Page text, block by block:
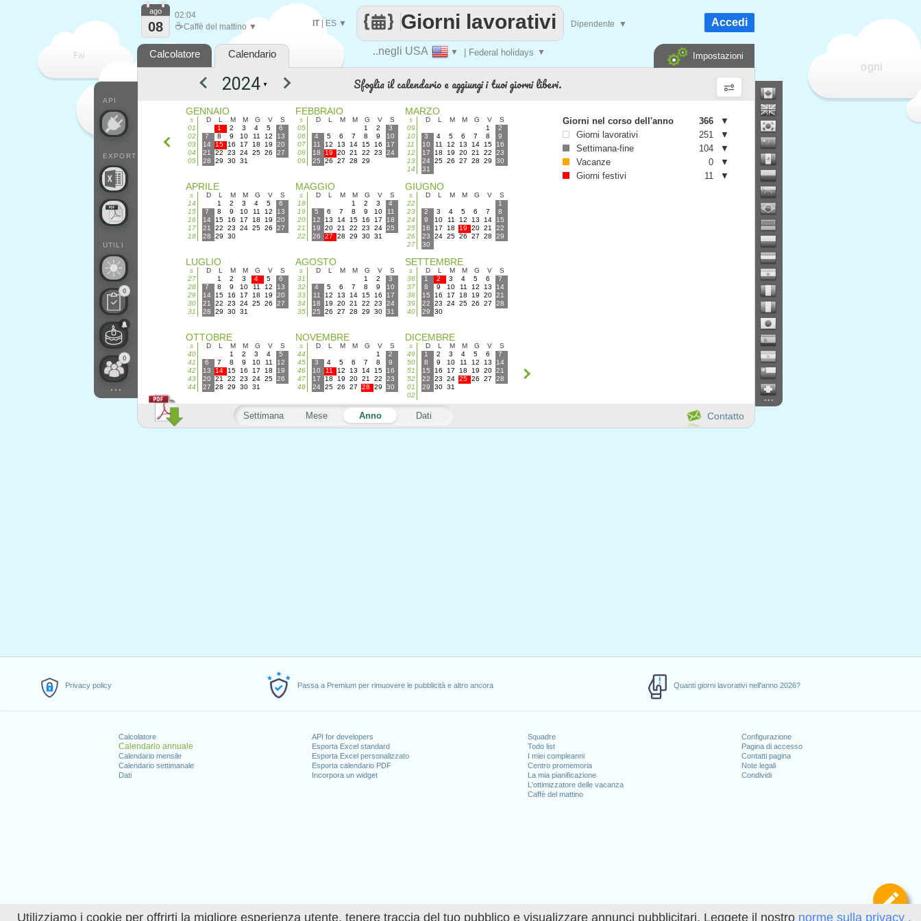
Utilizziamo i cookie per offrirti la migliore esperienza utente, tenere traccia del tuo pubblico e visualizzare annunci pubblicitari. Leggete il nostro norme sulla privacy .
Privacy policy Passa a Premium per rimuovere le pubblicità e altro ancora Quanti giorni lavorativi nell'anno 2026?
Calcolatore
Calendario annuale
Calendario mensile
Calendario settimanale
Dati
API for developers
Esporta Excel standard
Esporta Excel personalizzato
Esporta calendario PDF
Incorpora un widget
Squadre
Todo list
I miei compleanni
Centro promemoria
La mia pianificazione
L'ottimizzatore delle vacanza
Caffè del mattino
Configurazione
Pagina di accesso
Contatti pagina
Note legali
Condividi
Fai
ogni
..negli USA ▼ | Federal holidays ▼
Giorni lavorativi
IT|ES ▼ Dipendente ▼
API
EXPORT
UTILI
0
0
...
ago
08
02:04
☕Caffè del mattino ▼ Accedi
Calcolatore Calendario Impostazioni
...
Contatto
▼ Sfoglia il calendario e aggiungi i tuoi giorni liberi.
GENNAIO
s D L M M G V
S
01
1 2 3 4 5
6
02
7 8 9 10 11 12
13
03
14 15 16 17 18 19
20
04
21 22 23 24 25 26
27
05
28 29 30 31
FEBBRAIO
s D L M M G V
S
05
1 2
3
06
4 5 6 7 8 9
10
07
11 12 13 14 15 16
17
08
18 19 20 21 22 23
24
09
25 26 27 28 29
MARZO
s D L M M G V
S
09
1
2
10
3 4 5 6 7 8
9
11
10 11 12 13 14 15
16
12
17 18 19 20 21 22
23
13
24 25 26 27 28 29
30
14
31
APRILE
s D L M M G V
S
14
1 2 3 4 5
6
15
7 8 9 10 11 12
13
16
14 15 16 17 18 19
20
17
21 22 23 24 25 26
27
18
28 29 30
MAGGIO
s D L M M G V
S
18
1 2 3
4
19
5 6 7 8 9 10
11
20
12 13 14 15 16 17
18
21
19 20 21 22 23 24 25
22
26 27 28 29 30 31
GIUGNO
s D L M M G V
S
22
1
23
2 3 4 5 6 7
8
24
9 10 11 12 13 14
15
25
16 17 18 19 20 21
22
26
23 24 25 26 27 28
29
27
30
LUGLIO
s D L M M G V
S
27
1 2 3 4 5
6
28
7 8 9 10 11 12
13
29
14 15 16 17 18 19
20
30
21 22 23 24 25 26
27
31
28 29 30 31
AGOSTO
s D L M M G V
S
31
1 2
3
32
4 5 6 7 8 9
10
33
11 12 13 14 15 16
17
34
18 19 20 21 22 23
24
35
25 26 27 28 29 30 31
SETTEMBRE
s D L M M G V
S
36
1 2 3 4 5 6
7
37
8 9 10 11 12 13
14
38
15 16 17 18 19 20 21
39
22 23 24 25 26 27
28
40
29 30
OTTOBRE
s D L M M G V
S
40
1 2 3 4
5
41
6 7 8 9 10 11
12
42
13 14 15 16 17 18
19
43
20 21 22 23 24 25 26
44
27 28 29 30 31
NOVEMBRE
s D L M M G V
S
44
1
2
45
3 4 5 6 7 8
9
46
10 11 12 13 14 15
16
47
17 18 19 20 21 22
23
48
24 25 26 27 28 29 30
DICEMBRE
s D L M M G V
S
49
1 2 3 4 5 6
7
50
8 9 10 11 12 13
14
51
15 16 17 18 19 20 21
52
22 23 24 25 26 27
28
01
29 30 31
02
Settimana Mese Anno Dati
Giorni nel corso dell'anno 366
▼
Giorni lavorativi
251
▼
Settimana-fine
104
▼
Vacanze
0
▼
Giorni festivi
11 ▼